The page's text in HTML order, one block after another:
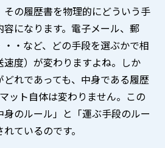
その履歴書を物理的にどういう手
になります。電子メール、郵
・など、どの手段を選ぶかで相
度）が変わりますよね。しか
れであっても、中身である履歴
ット自体は変わりません。この
のルール」と「運ぶ手段のルー
ているのです。